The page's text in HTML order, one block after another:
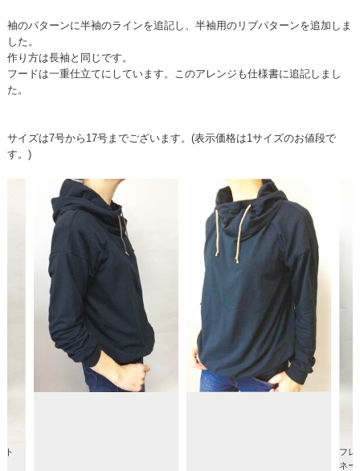
袖のパターンに半袖のラインを追記し、半袖用のリブパターンを追加しま
した。
作り方は長袖と同じです。
フードは一重仕立てにしています。このアレンジも仕様書に追記しまし
た。
サイズは7号から17号までございます。(表示価格は1サイズのお値段で
す。)
フレアギャザース